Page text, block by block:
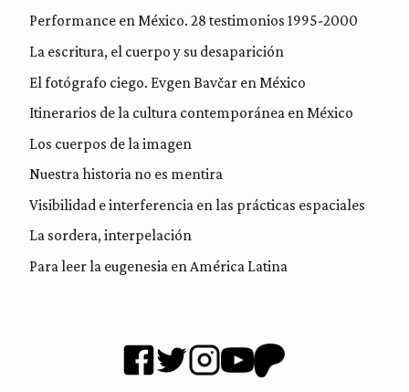
Performance en México. 28 testimonios 1995-2000
La escritura, el cuerpo y su desaparición
El fotógrafo ciego. Evgen Bavčar en México
Itinerarios de la cultura contemporánea en México
Los cuerpos de la imagen
Nuestra historia no es mentira
Visibilidad e interferencia en las prácticas espaciales
La sordera, interpelación
Para leer la eugenesia en América Latina